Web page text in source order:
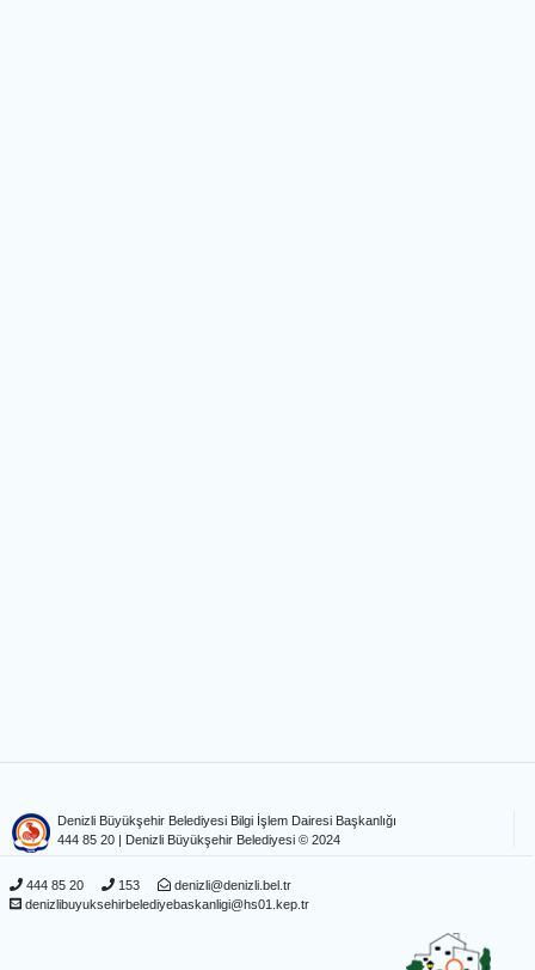
Denizli Büyükşehir Belediyesi Bilgi İşlem Dairesi Başkanlığı
444 85 20 | Denizli Büyükşehir Belediyesi © 2024
444 85 20 153
denizli@denizli.bel.tr
denizlibuyuksehirbelediyebaskanligi@hs01.kep.tr